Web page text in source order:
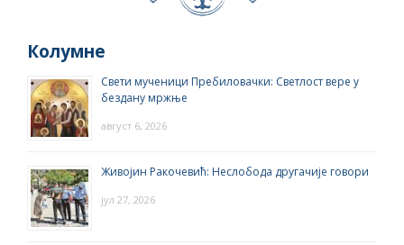
Колумне
Свети мученици Пребиловачки: Светлост вере у
бездану мржње
август 6, 2026
Живојин Ракочевић: Неслобода другачије говори
јул 27, 2026